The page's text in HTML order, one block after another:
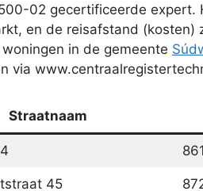
02 gecertificeerde expert.
en de reisafstand (kosten)
in de gemeente
via
Straatnaam
45